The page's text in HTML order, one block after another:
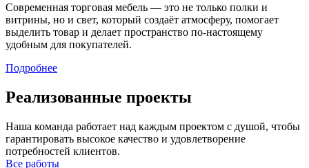
Современная торговая мебель — это не только полки и
витрины, но и свет, который создаёт атмосферу, помогает
выделить товар и делает пространство по-настоящему
удобным для покупателей.
Подробнее
Реализованные проекты
Наша команда работает над каждым проектом с душой, чтобы
гарантировать высокое качество и удовлетворение
потребностей клиентов.
Все работы